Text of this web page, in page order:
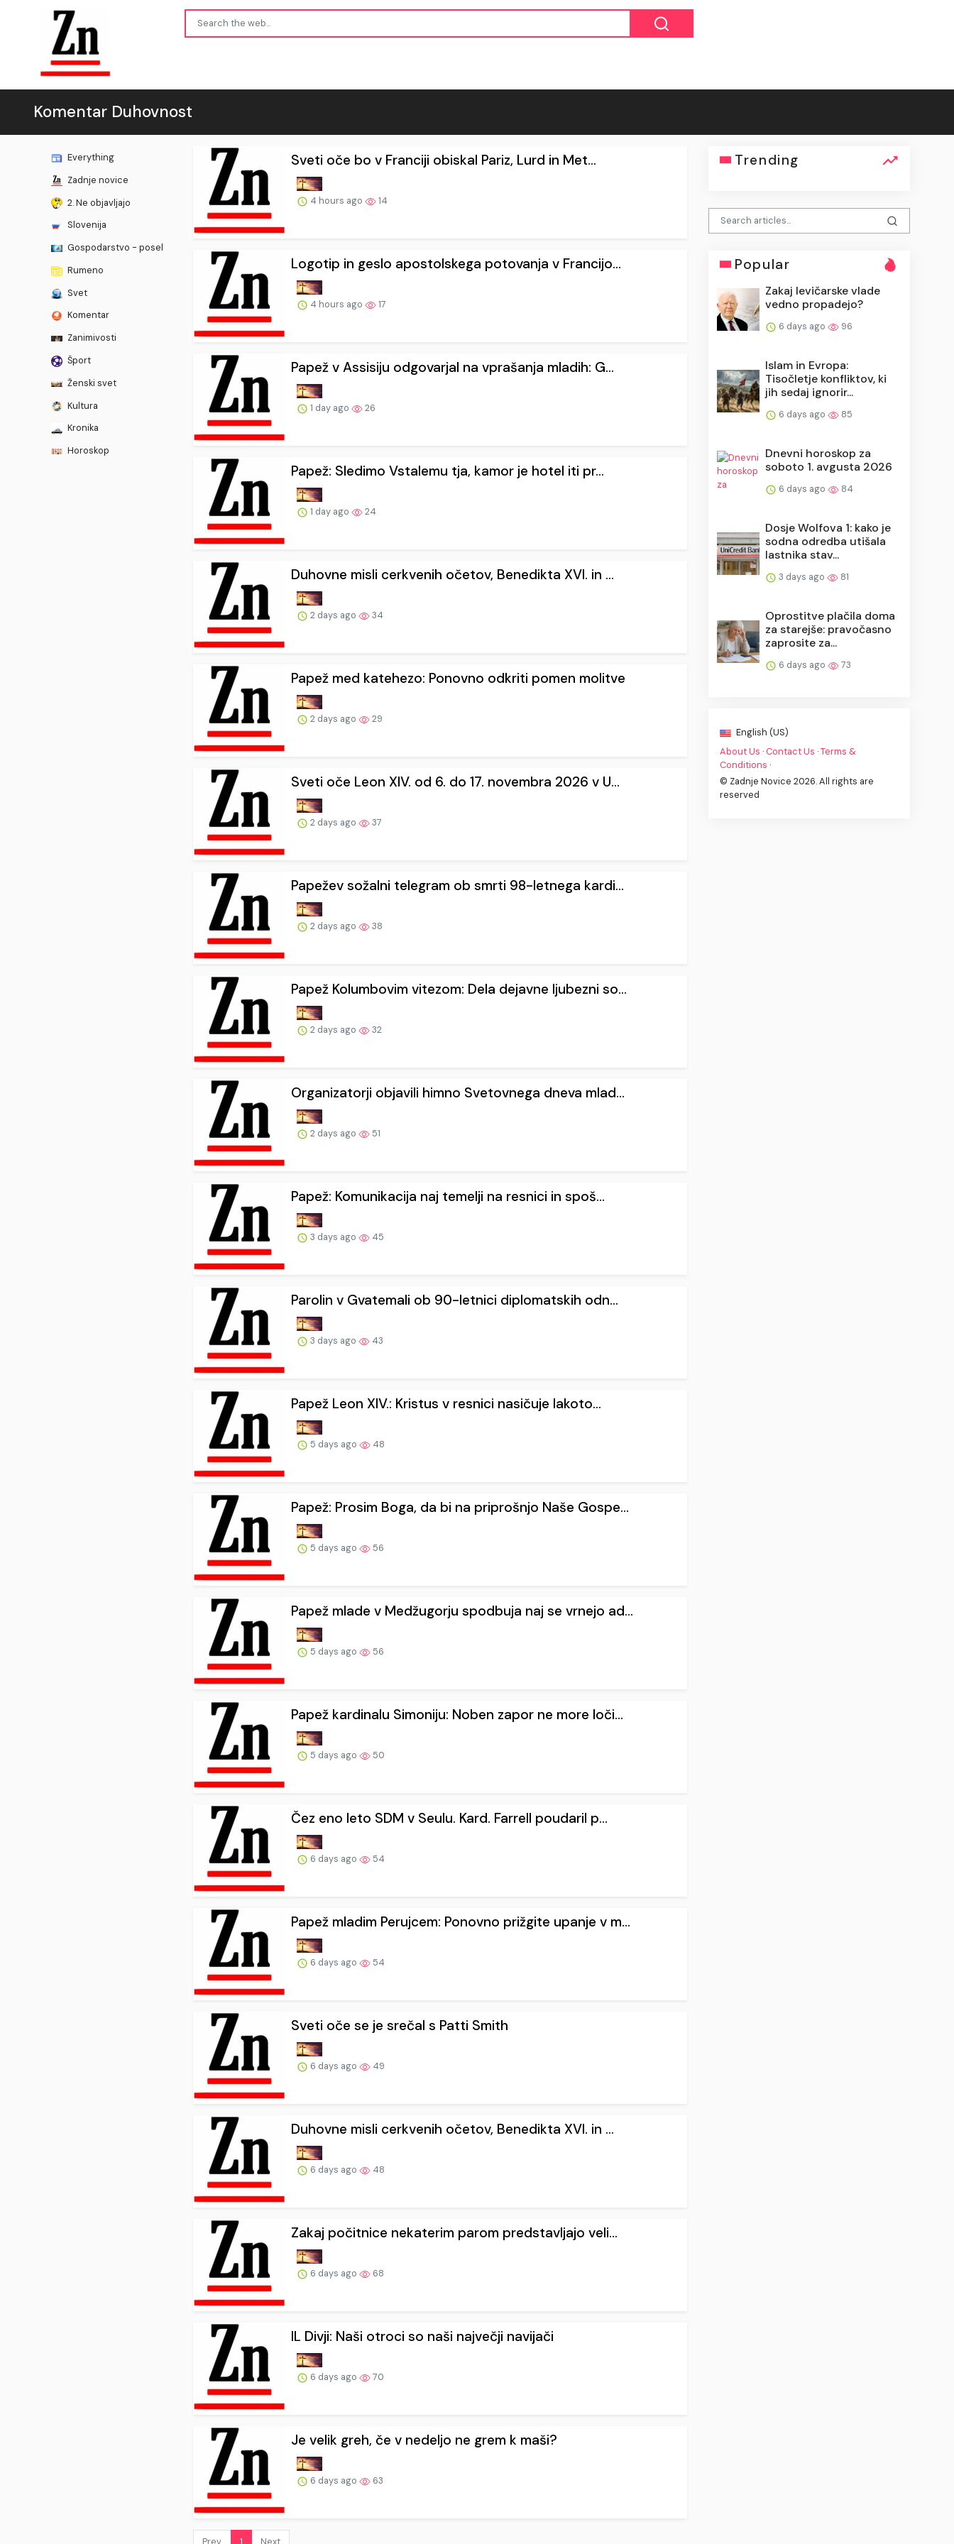
Komentar Duhovnost
Everything
Zadnje novice
2. Ne objavljajo
Slovenija
Gospodarstvo - posel
Rumeno
Svet
Komentar
Zanimivosti
Šport
Ženski svet
Kultura
Kronika
Horoskop
Sveti oče bo v Franciji obiskal Pariz, Lurd in Met...
4 hours ago 14
Logotip in geslo apostolskega potovanja v Francijo...
4 hours ago 17
Papež v Assisiju odgovarjal na vprašanja mladih: G...
1 day ago 26
Papež: Sledimo Vstalemu tja, kamor je hotel iti pr...
1 day ago 24
Duhovne misli cerkvenih očetov, Benedikta XVI. in ...
2 days ago 34
Papež med katehezo: Ponovno odkriti pomen molitve
2 days ago 29
Sveti oče Leon XIV. od 6. do 17. novembra 2026 v U...
2 days ago 37
Papežev sožalni telegram ob smrti 98-letnega kardi...
2 days ago 38
Papež Kolumbovim vitezom: Dela dejavne ljubezni so...
2 days ago 32
Organizatorji objavili himno Svetovnega dneva mlad...
2 days ago 51
Papež: Komunikacija naj temelji na resnici in spoš...
3 days ago 45
Parolin v Gvatemali ob 90-letnici diplomatskih odn...
3 days ago 43
Papež Leon XIV.: Kristus v resnici nasičuje lakoto...
5 days ago 48
Papež: Prosim Boga, da bi na priprošnjo Naše Gospe...
5 days ago 56
Papež mlade v Medžugorju spodbuja naj se vrnejo ad...
5 days ago 56
Papež kardinalu Simoniju: Noben zapor ne more loči...
5 days ago 50
Čez eno leto SDM v Seulu. Kard. Farrell poudaril p...
6 days ago 54
Papež mladim Perujcem: Ponovno prižgite upanje v m...
6 days ago 54
Sveti oče se je srečal s Patti Smith
6 days ago 49
Duhovne misli cerkvenih očetov, Benedikta XVI. in ...
6 days ago 48
Zakaj počitnice nekaterim parom predstavljajo veli...
6 days ago 68
IL Divji: Naši otroci so naši največji navijači
6 days ago 70
Je velik greh, če v nedeljo ne grem k maši?
6 days ago 63
Prev. 1 Next
Trending
Popular
Zakaj levičarske vlade
vedno propadejo?
6 days ago 96
Islam in Evropa:
Tisočletje konfliktov, ki
jih sedaj ignorir...
6 days ago 85
Dnevni horoskop za
soboto 1. avgusta 2026
6 days ago 84
Dosje Wolfova 1: kako je
sodna odredba utišala
lastnika stav...
3 days ago 81
Oprostitve plačila doma
za starejše: pravočasno
zaprosite za...
6 days ago 73
English (US)
About Us · Contact Us ·Terms &
Conditions ·
© Zadnje Novice 2026. All rights are
reserved